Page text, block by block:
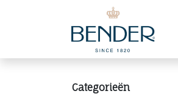
Overslaan naar inhoud
Categorieën